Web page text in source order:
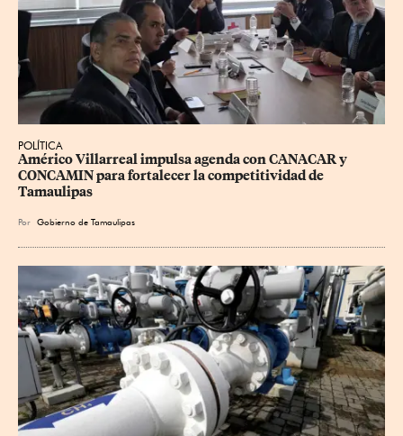
POLÍTICA
Américo Villarreal impulsa agenda con CANACAR y
CONCAMIN para fortalecer la competitividad de
Tamaulipas
Por Gobierno de Tamaulipas